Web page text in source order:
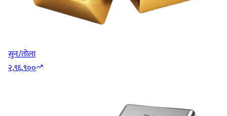
सुन/तोला
२,९६,९००